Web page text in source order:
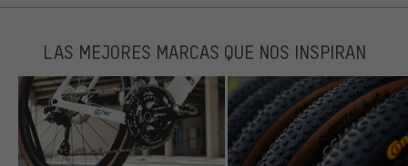
LAS MEJORES MARCAS QUE NOS INSPIRAN